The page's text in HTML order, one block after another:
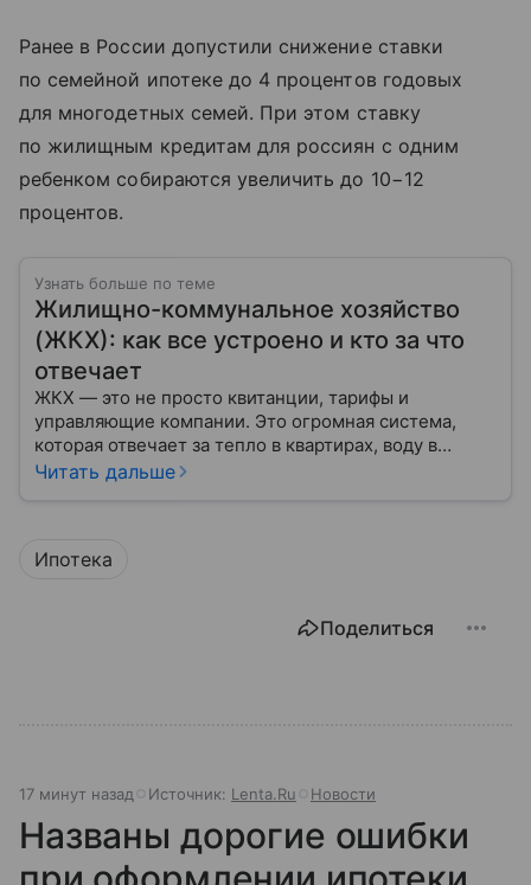
Ранее в России допустили снижение ставки
по семейной ипотеке до 4 процентов годовых
для многодетных семей. При этом ставку
по жилищным кредитам для россиян с одним
ребенком собираются увеличить до 10−12
процентов.
Узнать больше по теме
Жилищно-коммунальное хозяйство
(ЖКХ): как все устроено и кто за что
отвечает
ЖКХ — это не просто квитанции, тарифы и
управляющие компании. Это огромная система,
которая отвечает за тепло в квартирах, воду в
кране, освещение улиц и чистоту во дворах.
Читать дальше
Ипотека
Поделиться
17 минут назад Источник: Lenta.Ru Новости
Названы дорогие ошибки